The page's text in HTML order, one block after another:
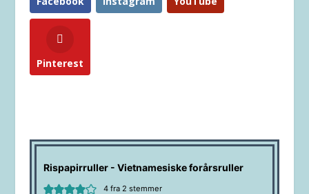
Pinterest
Rispapirruller - Vietnamesiske forårsruller
4fra 2 stemmer